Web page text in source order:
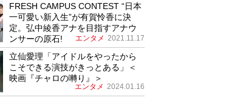
FRESH CAMPUS CONTEST “日本
一可愛い新入生”が有賀怜香に決
定。弘中綾香アナを目指すアナウ
ンサーの原石!
エンタメ 2021.11.17
立仙愛理「アイドルをやったから
こそできる演技がきっとある」＜
映画『チャロの囀り』＞
エンタメ 2024.01.16